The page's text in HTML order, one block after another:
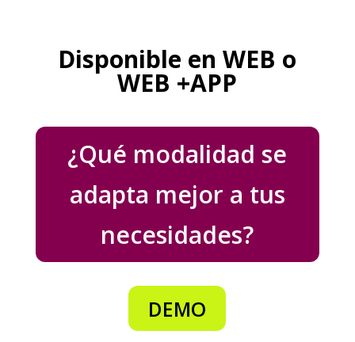
Disponible en WEB o
WEB +APP
¿Qué modalidad se
adapta mejor a tus
necesidades?
DEMO